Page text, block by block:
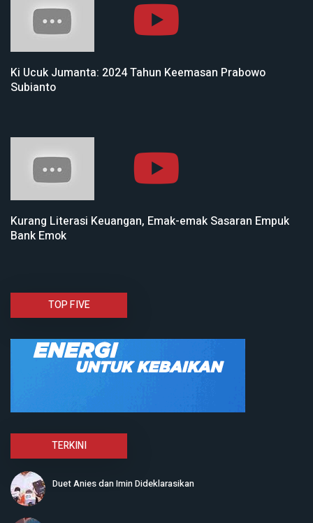
Ki Ucuk Jumanta: 2024 Tahun Keemasan Prabowo
Subianto
Kurang Literasi Keuangan, Emak-emak Sasaran Empuk
Bank Emok
TOP FIVE
TERKINI
Duet Anies dan Imin Dideklarasikan